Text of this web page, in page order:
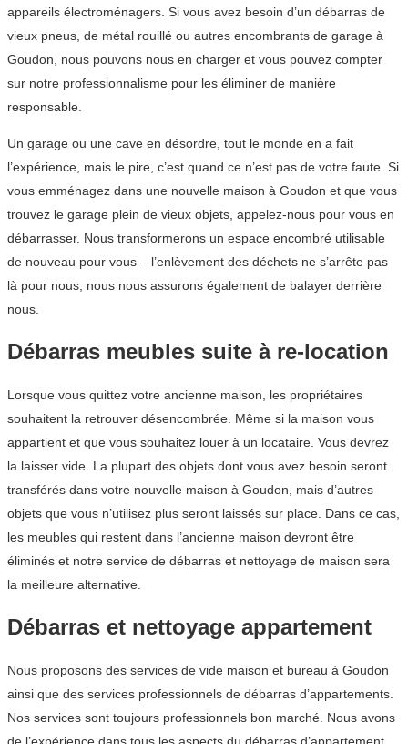
appareils électroménagers. Si vous avez besoin d’un débarras de
vieux pneus, de métal rouillé ou autres encombrants de garage à
Goudon, nous pouvons nous en charger et vous pouvez compter
sur notre professionnalisme pour les éliminer de manière
responsable.
Un garage ou une cave en désordre, tout le monde en a fait
l’expérience, mais le pire, c’est quand ce n’est pas de votre faute. Si
vous emménagez dans une nouvelle maison à Goudon et que vous
trouvez le garage plein de vieux objets, appelez-nous pour vous en
débarrasser. Nous transformerons un espace encombré utilisable
de nouveau pour vous – l’enlèvement des déchets ne s’arrête pas
là pour nous, nous nous assurons également de balayer derrière
nous.
Débarras meubles suite à re-location
Lorsque vous quittez votre ancienne maison, les propriétaires
souhaitent la retrouver désencombrée. Même si la maison vous
appartient et que vous souhaitez louer à un locataire. Vous devrez
la laisser vide. La plupart des objets dont vous avez besoin seront
transférés dans votre nouvelle maison à Goudon, mais d’autres
objets que vous n’utilisez plus seront laissés sur place. Dans ce cas,
les meubles qui restent dans l’ancienne maison devront être
éliminés et notre service de débarras et nettoyage de maison sera
la meilleure alternative.
Débarras et nettoyage appartement
Nous proposons des services de vide maison et bureau à Goudon
ainsi que des services professionnels de débarras d’appartements.
Nos services sont toujours professionnels bon marché. Nous avons
de l’expérience dans tous les aspects du débarras d’appartement,